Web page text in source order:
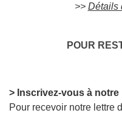
>> Détails
POUR
> Inscrivez-vous à notre
Pour recevoir notre lettre